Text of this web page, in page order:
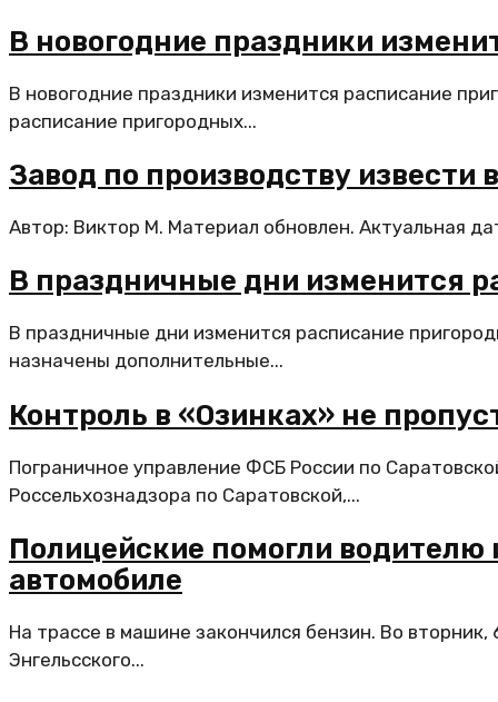
В новогодние праздники
В новогодние праздники изменится расписание
расписание пригородных...
Завод по производству извести
Автор: Виктор М. Материал обновлен. Актуальная
В праздничные дни изменится
В праздничные дни изменится расписание
назначены дополнительные...
Контроль в «Озинках» не
Пограничное управление ФСБ России по
Россельхознадзора по Саратовской,...
Полицейские помогли
автомобиле
На трассе в машине закончился бензин. Во
Энгельсского...